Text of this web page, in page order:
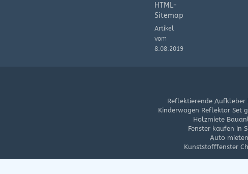
HTML-
Sitemap
Artikel
vom
8.08.2019
Reflektierende Aufkleber
Kinderwagen Reflektor Set
Holzmiete
Fenster kaufen in
Auto
Kunststofffenster